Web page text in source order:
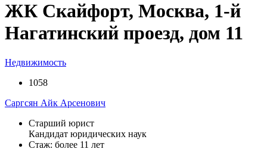
ЖК Скайфорт, Москва, 1-й
Нагатинский проезд, дом 11
Недвижимость
1058
Саргсян Айк Арсенович
Старший юрист
Кандидат юридических наук
Стаж: более 11 лет